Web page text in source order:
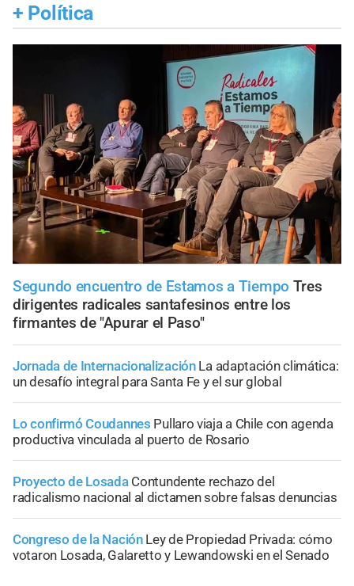
+ Política
Segundo encuentro de Estamos a Tiempo Tres
dirigentes radicales santafesinos entre los
firmantes de "Apurar el Paso"
Jornada de Internacionalización La adaptación climática:
un desafío integral para Santa Fe y el sur global
Lo confirmó Coudannes Pullaro viaja a Chile con agenda
productiva vinculada al puerto de Rosario
Proyecto de Losada Contundente rechazo del
radicalismo nacional al dictamen sobre falsas denuncias
Congreso de la Nación Ley de Propiedad Privada: cómo
votaron Losada, Galaretto y Lewandowski en el Senado